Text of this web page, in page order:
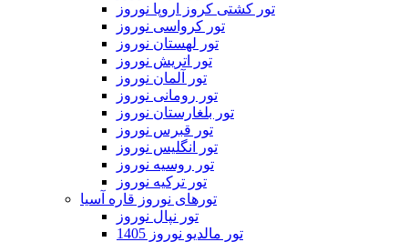
تور کشتی کروز اروپا نوروز
تور کرواسی نوروز
تور لهستان نوروز
تور اتریش نوروز
تور آلمان نوروز
تور رومانی نوروز
تور بلغارستان نوروز
تور قبرس نوروز
تور انگلیس نوروز
تور روسیه نوروز
تور ترکیه نوروز
تورهای نوروز قاره آسیا
تور نپال نوروز
تور مالدیو نوروز 1405